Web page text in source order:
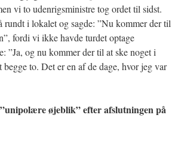
vi to udenrigsministre tog ordet til sidst.
rundt i lokalet og sagde: ”Nu kommer der til
fordi vi ikke havde turdet optage
”Ja, og nu kommer der til at ske noget i
to. Det er en af de dage, hvor jeg var
øjeblik” efter afslutningen på